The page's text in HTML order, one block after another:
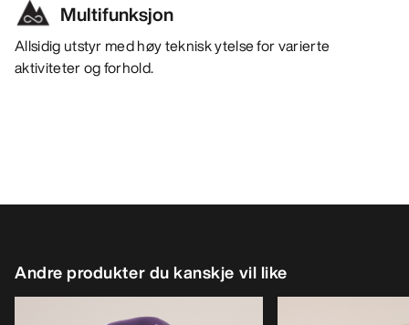
Multifunksjon
Allsidig utstyr med høy teknisk ytelse for varierte
aktiviteter og forhold.
Andre produkter du kanskje vil like